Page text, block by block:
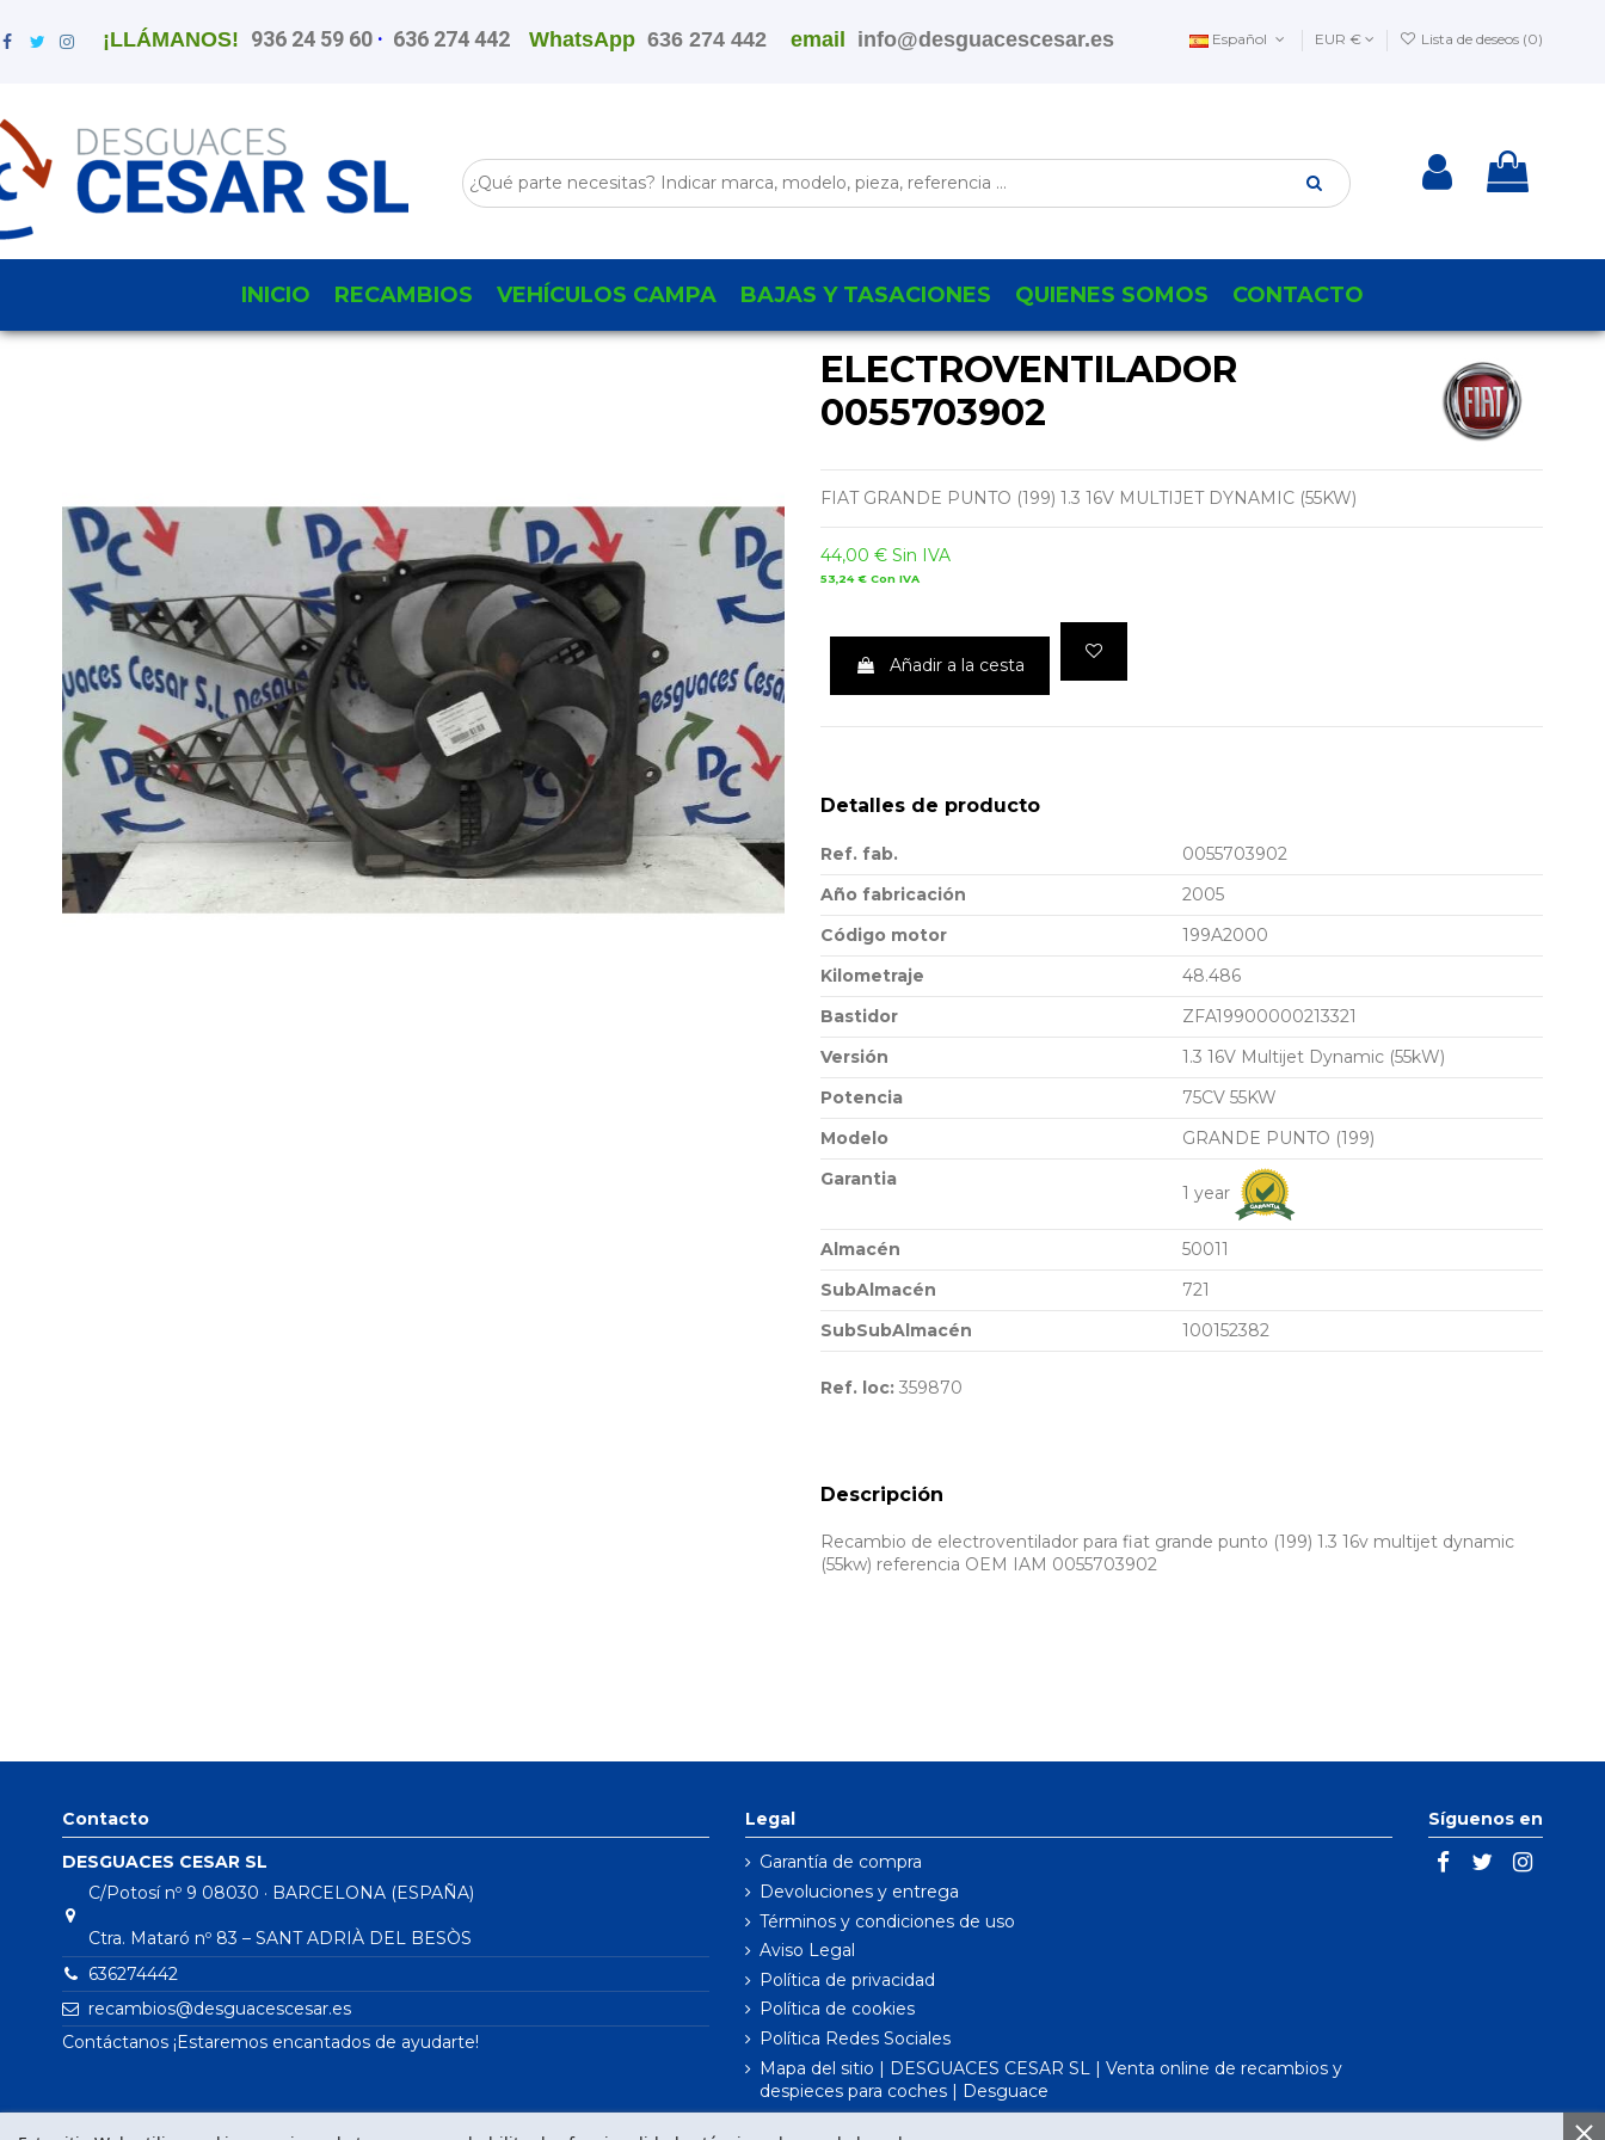
¡LLÁMANOS! 936 24 59 60 · 636 274 442 WhatsApp636 274 442 email info@desguacescesar.es Español EUR € Lista de deseos (0)
INICIO RECAMBIOS VEHÍCULOS CAMPA BAJAS Y TASACIONES QUIENES SOMOS CONTACTO
ELECTROVENTILADOR
0055703902
FIAT GRANDE PUNTO (199) 1.3 16V MULTIJET DYNAMIC (55KW)
44,00 € Sin IVA
53,24 € Con IVA
Añadir a la cesta
Detalles de producto
Ref. fab.
0055703902
Año fabricación
2005
Código motor
199A2000
Kilometraje
48.486
Bastidor
ZFA19900000213321
Versión
1.3 16V Multijet Dynamic (55kW)
Potencia
75CV 55KW
Modelo
GRANDE PUNTO (199)
Garantia
1 year
Almacén
50011
SubAlmacén
721
SubSubAlmacén
100152382
Ref. loc: 359870
Descripción
Recambio de electroventilador para fiat grande punto (199) 1.3 16v multijet dynamic
(55kw) referencia OEM IAM 0055703902
Contacto
DESGUACES CESAR SL
C/Potosí nº 9 08030 · BARCELONA (ESPAÑA)
Ctra. Mataró nº 83 – SANT ADRIÀ DEL BESÒS
636274442
recambios@desguacescesar.es
Contáctanos ¡Estaremos encantados de ayudarte!
Legal
Garantía de compra
Devoluciones y entrega
Términos y condiciones de uso
Aviso Legal
Política de privacidad
Política de cookies
Política Redes Sociales
Mapa del sitio | DESGUACES CESAR SL | Venta online de recambios y
despieces para coches | Desguace
Síguenos en